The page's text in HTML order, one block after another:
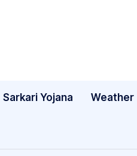
Sarkari Yojana Weather